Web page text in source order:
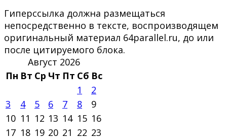
Гиперссылка должна размещаться
непосредственно в тексте, воспроизводящем
оригинальный материал 64parallel.ru, до или
после цитируемого блока.
Август 2026
Пн Вт Ср Чт Пт Сб Вс
1
2
3
4 5 6 7 8
9
10 11 12 13 14 15 16
17 18 19 20 21 22 23